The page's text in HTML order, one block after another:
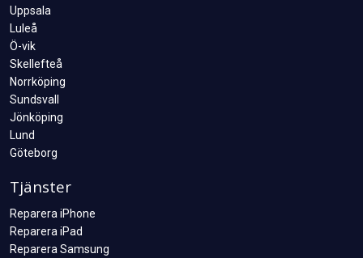
Uppsala
Luleå
Ö-vik
Skellefteå
Norrköping
Sundsvall
Jönköping
Lund
Göteborg
Tjänster
Reparera iPhone
Reparera iPad
Reparera Samsung